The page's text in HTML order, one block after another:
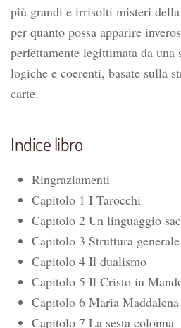
più grandi e irrisolti misteri
per quanto possa apparire
perfettamente legittimata da
logiche e coerenti, basate sulla
carte.
Indice libro
Ringraziamenti
Capitolo 1 I Tarocchi
Capitolo 2 Un linguaggio
Capitolo 3 Struttura generale
Capitolo 4 Il dualismo
Capitolo 5 Il Cristo in
Capitolo 6 Maria Maddalena
Capitolo 7 La sesta colonna